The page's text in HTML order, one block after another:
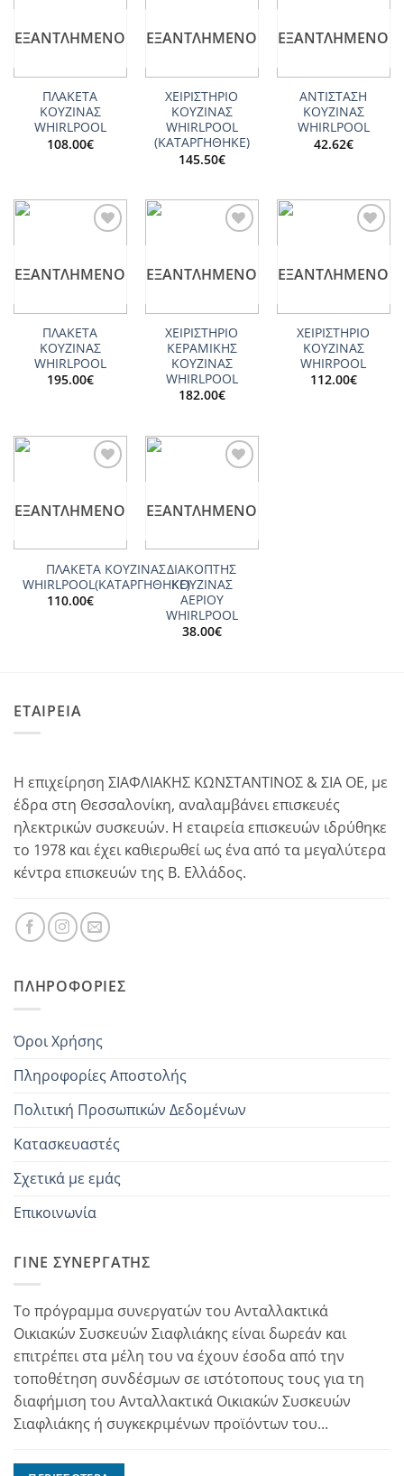
ΕΞΑΝΤΛΗΜΈΝΟ
ΠΛΑΚΕΤΑ
ΚΟΥΖΙΝΑΣ
WHIRLPOOL
108.00€
ΕΞΑΝΤΛΗΜΈΝΟ
ΧΕΙΡΙΣΤΗΡΙΟ
ΚΟΥΖΙΝΑΣ
WHIRLPOOL
(ΚΑΤΑΡΓΗΘΗΚΕ)
145.50€
ΕΞΑΝΤΛΗΜΈΝΟ
ΑΝΤΙΣΤΑΣΗ
ΚΟΥΖΙΝΑΣ
WHIRLPOOL
42.62€
ΕΞΑΝΤΛΗΜΈΝΟ
ΠΛΑΚΕΤΑ
ΚΟΥΖΙΝΑΣ
WHIRLPOOL
195.00€
ΕΞΑΝΤΛΗΜΈΝΟ
ΧΕΙΡΙΣΤΗΡΙΟ
ΚΕΡΑΜΙΚΗΣ
ΚΟΥΖΙΝΑΣ
WHIRLPOOL
182.00€
ΕΞΑΝΤΛΗΜΈΝΟ
ΧΕΙΡΙΣΤΗΡΙΟ
ΚΟΥΖΙΝΑΣ
WHIRPOOL
112.00€
ΕΞΑΝΤΛΗΜΈΝΟ
ΠΛΑΚΕΤΑ ΚΟΥΖΙΝΑΣ
WHIRLPOOL(ΚΑΤΑΡΓΗΘΗΚΕ)
110.00€
ΕΞΑΝΤΛΗΜΈΝΟ
ΔΙΑΚΟΠΤΗΣ
ΚΟΥΖΙΝΑΣ
ΑΕΡΙΟΥ
WHIRLPOOL
38.00€
ΕΤΑΙΡΕΙΑ
Η επιχείρηση ΣΙΑΦΛΙΑΚΗΣ ΚΩΝΣΤΑΝΤΙΝΟΣ & ΣΙΑ ΟΕ, με
έδρα στη Θεσσαλονίκη, αναλαμβάνει επισκευές
ηλεκτρικών συσκευών. Η εταιρεία επισκευών ιδρύθηκε
το 1978 και έχει καθιερωθεί ως ένα από τα μεγαλύτερα
κέντρα επισκευών της Β. Ελλάδος.
ΠΛΗΡΟΦΟΡΊΕΣ
Όροι Χρήσης
Πληροφορίες Αποστολής
Πολιτική Προσωπικών Δεδομένων
Κατασκευαστές
Σχετικά με εμάς
Επικοινωνία
ΓΊΝΕ ΣΥΝΕΡΓΆΤΗΣ
Το πρόγραμμα συνεργατών του Ανταλλακτικά
Οικιακών Συσκευών Σιαφλιάκης είναι δωρεάν και
επιτρέπει στα μέλη του να έχουν έσοδα από την
τοποθέτηση συνδέσμων σε ιστότοπους τους για τη
διαφήμιση του Ανταλλακτικά Οικιακών Συσκευών
Σιαφλιάκης ή συγκεκριμένων προϊόντων του...